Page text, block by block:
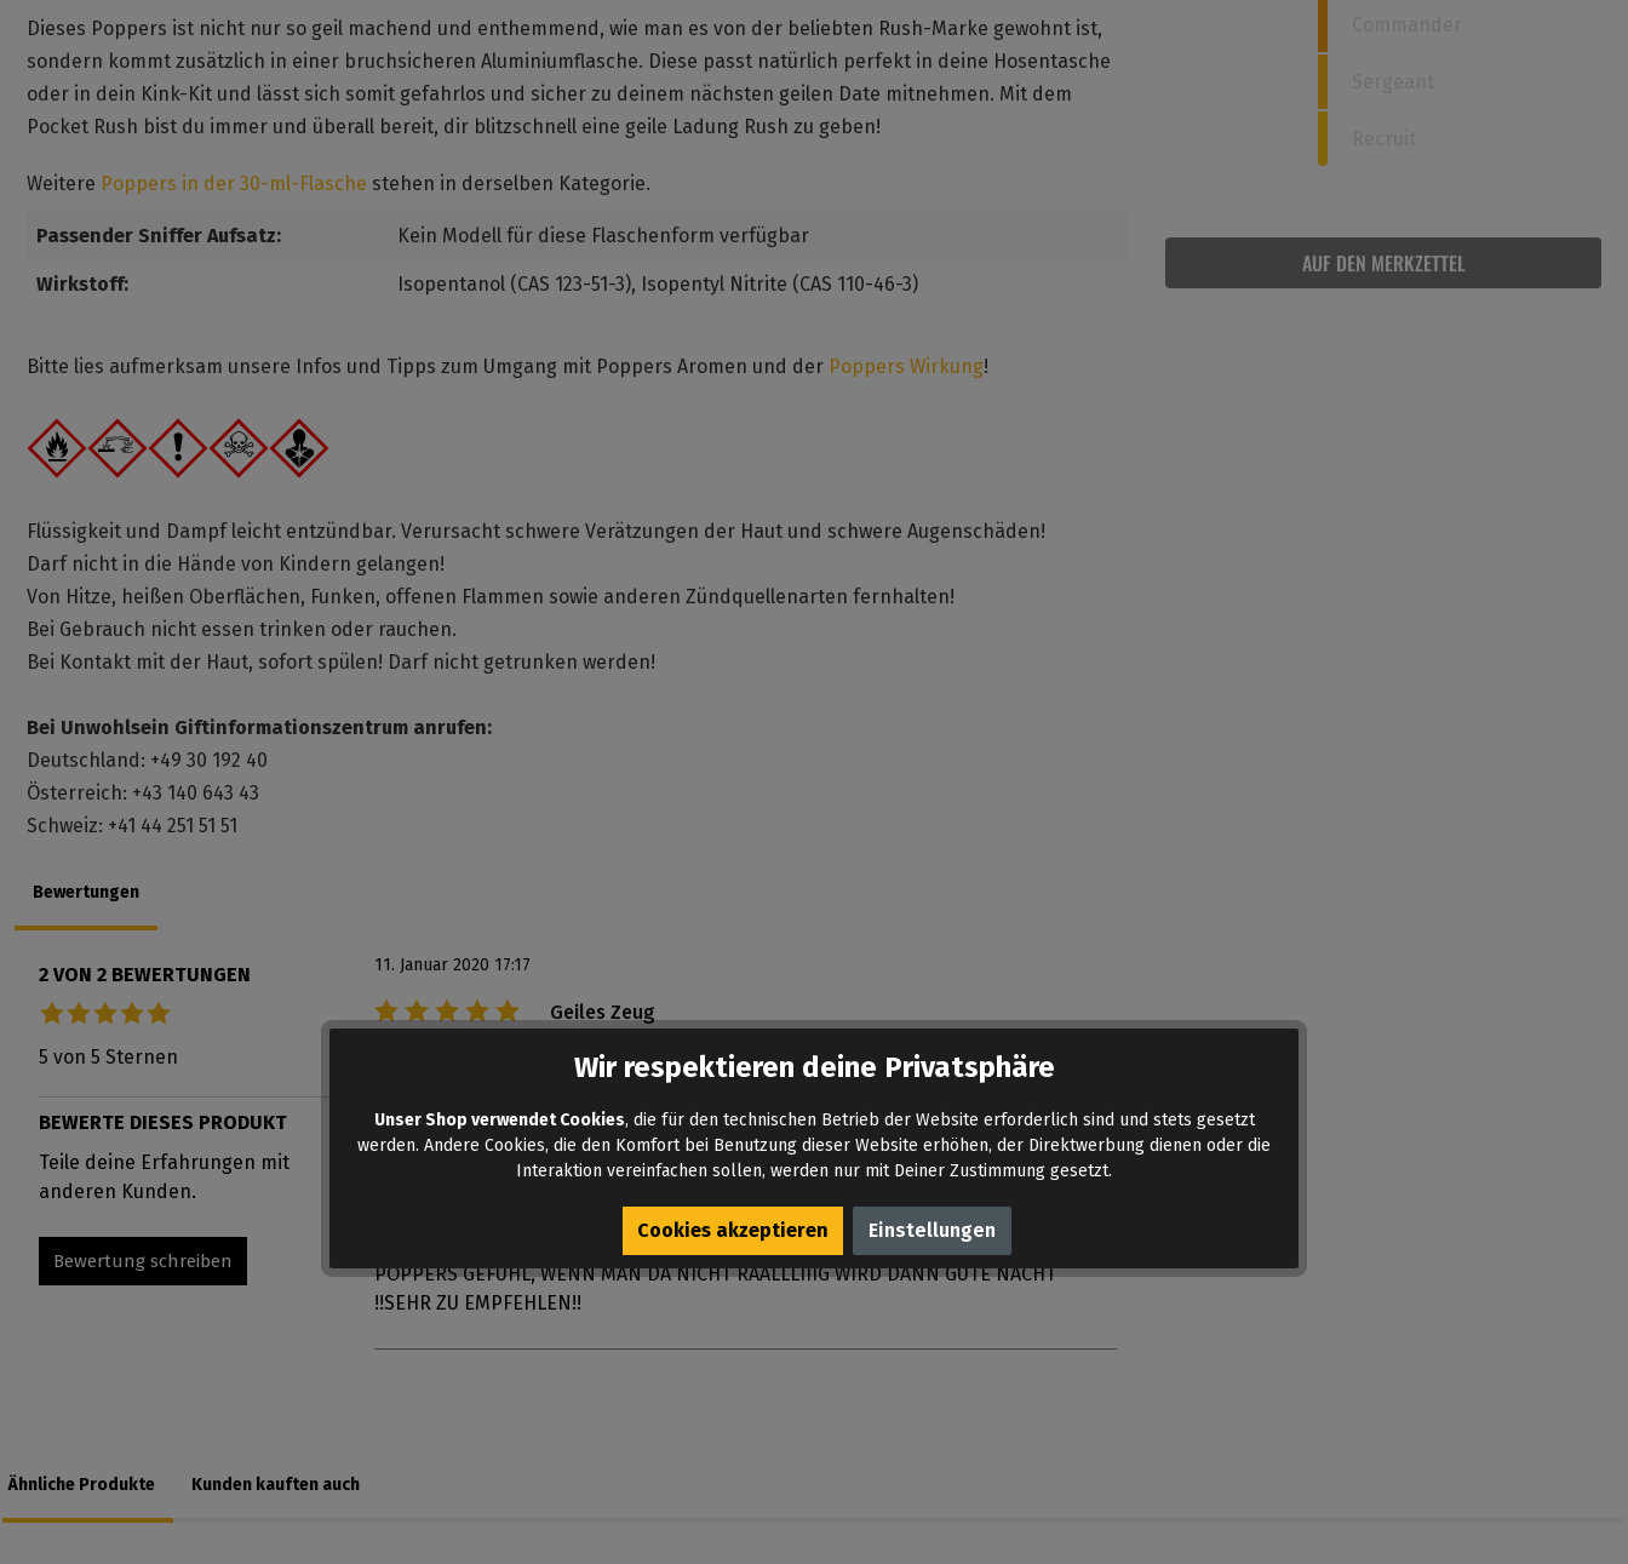
AUF DEN MERKZETTEL
Dieses Poppers ist nicht nur so geil machend und enthemmend, wie man es von der beliebten Rush-Marke gewohnt ist,
sondern kommt zusätzlich in einer bruchsicheren Aluminiumflasche. Diese passt natürlich perfekt in deine Hosentasche
oder in dein Kink-Kit und lässt sich somit gefahrlos und sicher zu deinem nächsten geilen Date mitnehmen. Mit dem
Pocket Rush bist du immer und überall bereit, dir blitzschnell eine geile Ladung Rush zu geben!
Weitere Poppers in der 30-ml-Flasche stehen in derselben Kategorie.
Passender Sniffer Aufsatz: Kein Modell für diese Flaschenform verfügbar
Wirkstoff: Isopentanol (CAS 123-51-3), Isopentyl Nitrite (CAS 110-46-3)
Bitte lies aufmerksam unsere Infos und Tipps zum Umgang mit Poppers Aromen und der Poppers Wirkung!
Flüssigkeit und Dampf leicht entzündbar. Verursacht schwere Verätzungen der Haut und schwere Augenschäden!
Darf nicht in die Hände von Kindern gelangen!
Von Hitze, heißen Oberflächen, Funken, offenen Flammen sowie anderen Zündquellenarten fernhalten!
Bei Gebrauch nicht essen trinken oder rauchen.
Bei Kontakt mit der Haut, sofort spülen! Darf nicht getrunken werden!
Bei Unwohlsein Giftinformationszentrum anrufen:
Deutschland: +49 30 192 40
Österreich: +43 140 643 43
Schweiz: +41 44 251 51 51
Bewertungen
2 VON 2 BEWERTUNGEN
Durchschnittliche Bewertung von 5 von 5 Sternen
5 von 5 Sternen
BEWERTE DIESES PRODUKT
Teile deine Erfahrungen mit
anderen Kunden.
Bewertung schreiben
11. Januar 2020 17:17
Bewertung mit 5 von 5 Sternen
Geiles Zeug
Hab es jetzt schon öfter bestellt gehabt und bin immer voll geil beim Benutzen.
11. Juni 2023 22:56
Bewertung mit 5 von 5 Sternen
Brutal das Zeug
Es ist schon stark aber da ich immer schon ein RUSH FAN bin, bleibt RUSH immer
einer meiner FAVORITEN ?? WAS FÜR EIN INTENSIVES WARMES ANGENEHMES
POPPERS GEFÜHL, WENN MAN DA NICHT RAALLLIIIG WIRD DANN GUTE NACHT
!!SEHR ZU EMPFEHLEN!!
Ähnliche Produkte Kunden kauften auch
Wir respektieren deine Privatsphäre
Unser Shop verwendet Cookies, die für den technischen Betrieb der Website erforderlich sind und stets gesetzt
werden. Andere Cookies, die den Komfort bei Benutzung dieser Website erhöhen, der Direktwerbung dienen oder die
Interaktion vereinfachen sollen, werden nur mit Deiner Zustimmung gesetzt.
Cookies akzeptieren Einstellungen